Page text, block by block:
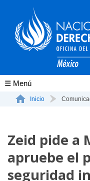
Conócenos
La ONU-DH en México
Vacantes ONU-DH
ONU-DH en el tiempo
Inicio
Zeid pide a
apruebe el
seguridad